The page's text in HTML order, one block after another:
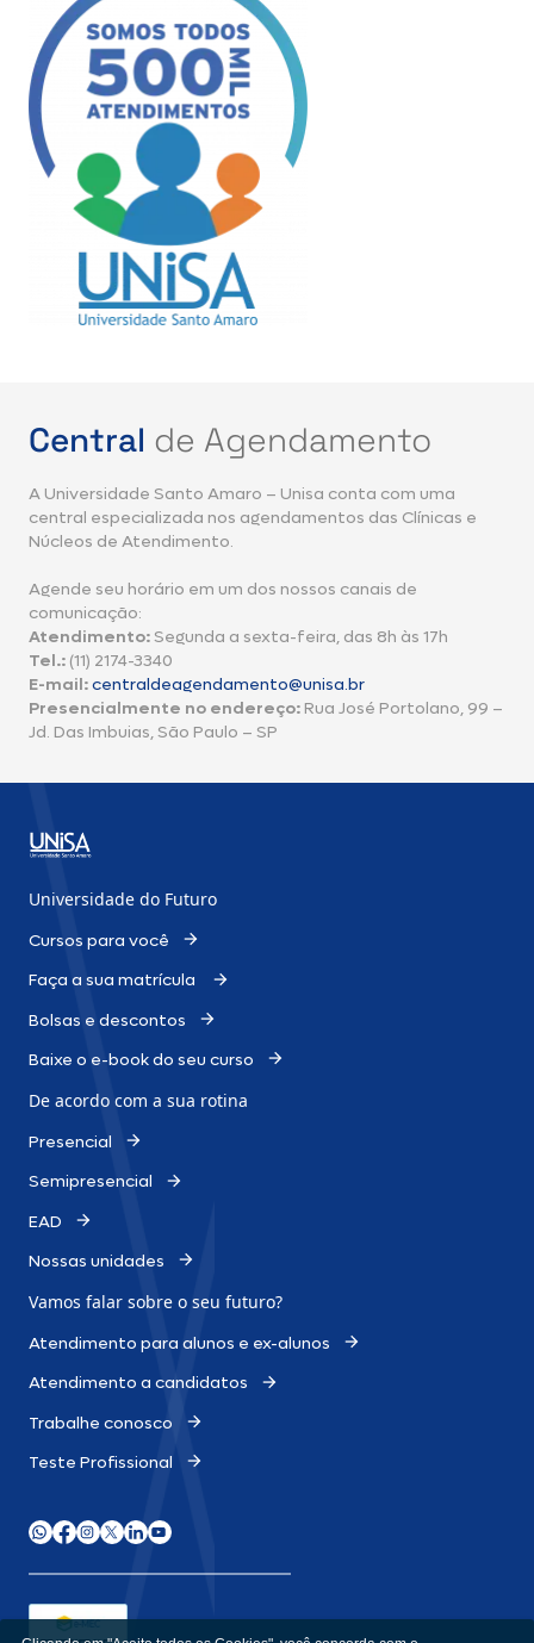
Central de Agendamento
A Universidade Santo Amaro – Unisa conta com uma
central especializada nos agendamentos das Clínicas e
Núcleos de Atendimento.
Agende seu horário em um dos nossos canais de
comunicação:
Atendimento:Segunda a sexta-feira, das 8h às 17h
Tel.: (11) 2174-3340
E-mail:centraldeagendamento@unisa.br
Presencialmente no endereço: Rua José Portolano, 99 –
Jd. Das Imbuias, São Paulo – SP
Universidade do Futuro
Cursos para você
Faça a sua matrícula
Bolsas e descontos
Baixe o e-book do seu curso
De acordo com a sua rotina
Presencial
Semipresencial
EAD
Nossas unidades
Vamos falar sobre o seu futuro?
Atendimento para alunos e ex-alunos
Atendimento a candidatos
Trabalhe conosco
Teste Profissional